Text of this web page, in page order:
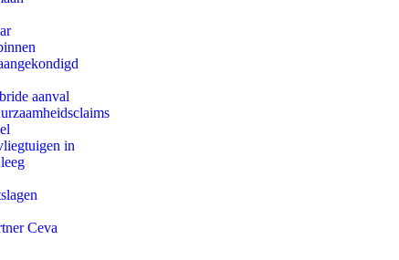
aanval
in
Ceva